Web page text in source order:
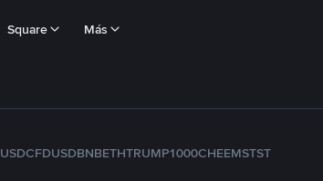
Square Más
USDCFDUSDBNBETHTRUMP1000CHEEMSTST